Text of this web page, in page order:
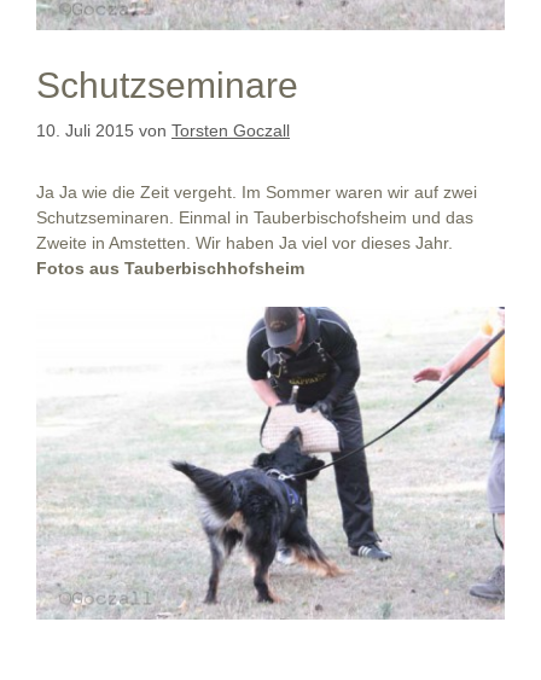
Schutzseminare
10. Juli 2015 von Torsten Goczall
Ja Ja wie die Zeit vergeht. Im Sommer waren wir auf zwei
Schutzseminaren. Einmal in Tauberbischofsheim und das
Zweite in Amstetten. Wir haben Ja viel vor dieses Jahr.
Fotos aus Tauberbischhofsheim